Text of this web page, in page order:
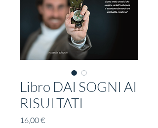
Libro DAI SOGNI AI
RISULTATI
16,00 €Prezzo